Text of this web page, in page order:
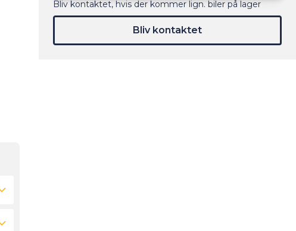
Bliv kontaktet, hvis der kommer lign. biler på lager
Bliv kontaktet